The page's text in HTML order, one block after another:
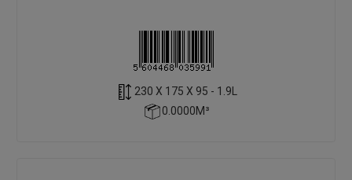
230 X 175 X 95 - 1.9L
0.0000M³